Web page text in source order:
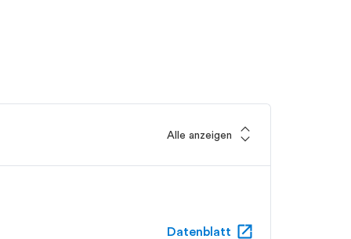
Alle anzeigen expand_all
Datenblatt open_in_new